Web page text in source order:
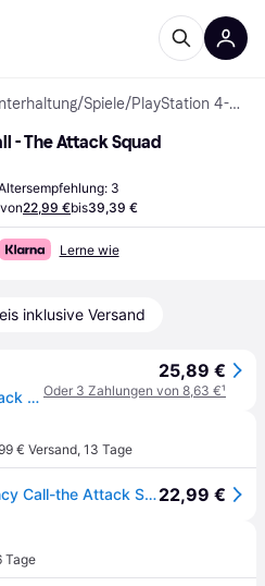
/Spiele/ PlayStation 4-Spiele
- The Attack Squad
3
22,99 €bis39,39 €
Lerne wie
inklusive Versand
Emergency Call: The Attack Squad - Sony PlayStation 4 - Simulator - PEGI 3
25,89 €
Oder 3 Zahlungen von 8,63 €¹
€ Versand, 13 Tage
Playstation Games Emergency Call-the Attack Squad Durchsichtig22,99 €
Tage